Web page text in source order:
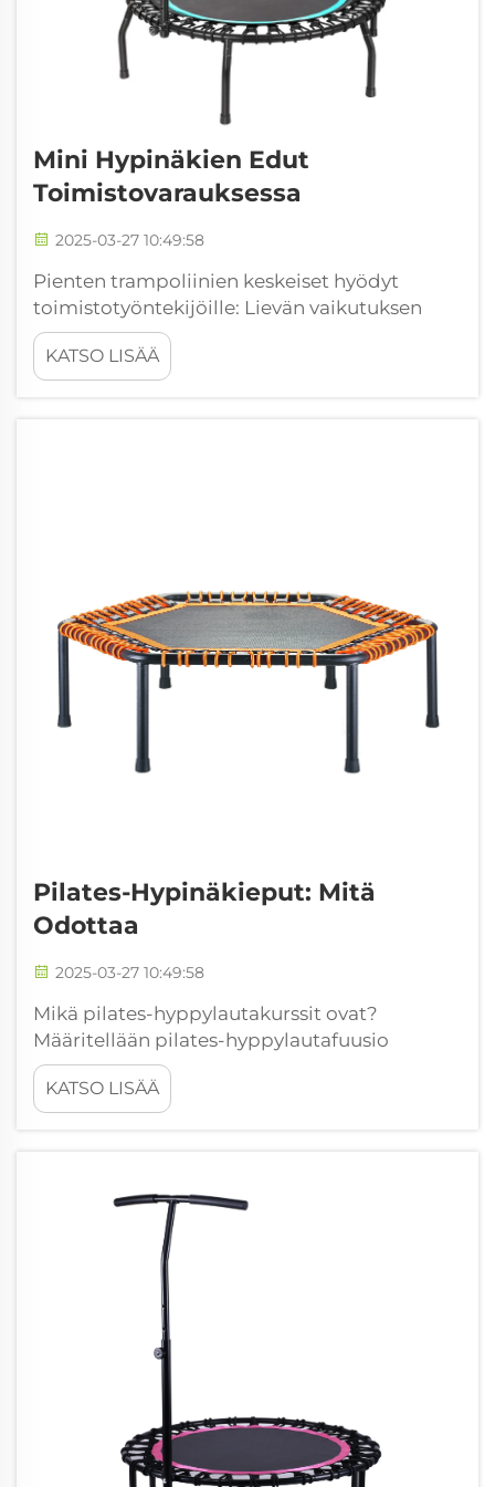
Mini Hypinäkien Edut
Toimistovarauksessa
2025-03-27 10:49:58
Pienten trampoliinien keskeiset hyödyt
toimistotyöntekijöille: Lievän vaikutuksen
nivelten suojaaminen tauoilla toimistotyön
välillä Toimistotyöntekijöille, jotka haluavat
pysyä aktiivisina kokousten välillä, pienet
KATSO LISÄÄ
Pilates-Hypinäkieput: Mitä
Odottaa
2025-03-27 10:49:58
Mikä pilates-hyppylautakurssit ovat?
Määritellään pilates-hyppylautafuusio
Pilates-hyppylauta yhdistää säännöllisen
pilates-harjoituksen voimaharjoituksen ja
hyppylautaliikunnan iloisen pomppimisen.
KATSO LISÄÄ